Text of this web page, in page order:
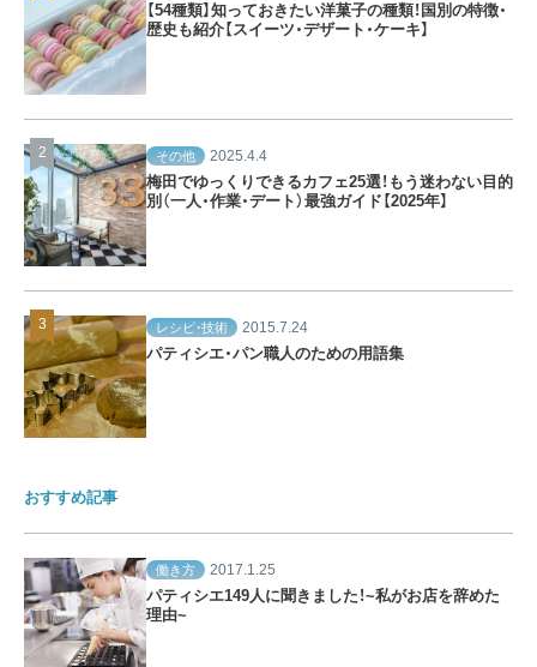
【54種類】知っておきたい洋菓子の種類！国別の特徴・
歴史も紹介【スイーツ・デザート・ケーキ】
その他 2025.4.4
梅田でゆっくりできるカフェ25選！もう迷わない目的
別（一人・作業・デート）最強ガイド【2025年】
レシピ・技術 2015.7.24
パティシエ・パン職人のための用語集
おすすめ記事
働き方 2017.1.25
パティシエ149人に聞きました！~私がお店を辞めた
理由~